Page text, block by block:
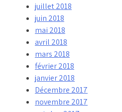
juillet 2018
juin 2018
mai 2018
avril 2018
mars 2018
février 2018
janvier 2018
Décembre 2017
novembre 2017